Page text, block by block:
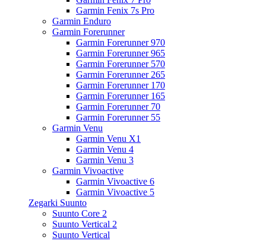
Garmin Fenix 7s Pro
Garmin Enduro
Garmin Forerunner
Garmin Forerunner 970
Garmin Forerunner 965
Garmin Forerunner 570
Garmin Forerunner 265
Garmin Forerunner 170
Garmin Forerunner 165
Garmin Forerunner 70
Garmin Forerunner 55
Garmin Venu
Garmin Venu X1
Garmin Venu 4
Garmin Venu 3
Garmin Vivoactive
Garmin Vivoactive 6
Garmin Vivoactive 5
Zegarki Suunto
Suunto Core 2
Suunto Vertical 2
Suunto Vertical